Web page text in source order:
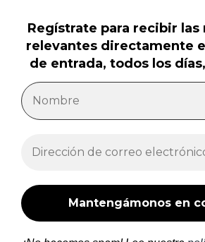
Regístrate para recibir las
relevantes directamente
de entrada, todos los días,